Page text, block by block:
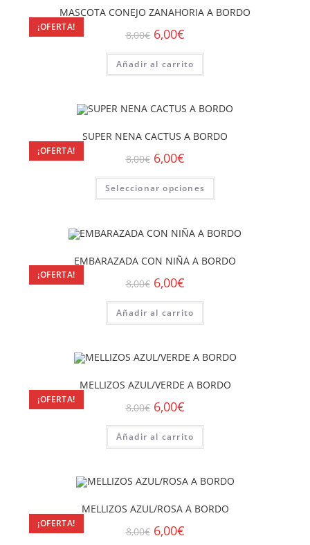
¡OFERTA!
MASCOTA CONEJO ZANAHORIA A BORDO
8,00€ 6,00€
Añadir al carrito
¡OFERTA!
SUPER NENA CACTUS A BORDO
8,00€ 6,00€
Seleccionar opciones
¡OFERTA!
EMBARAZADA CON NIÑA A BORDO
8,00€ 6,00€
Añadir al carrito
¡OFERTA!
MELLIZOS AZUL/VERDE A BORDO
8,00€ 6,00€
Añadir al carrito
¡OFERTA!
MELLIZOS AZUL/ROSA A BORDO
8,00€ 6,00€